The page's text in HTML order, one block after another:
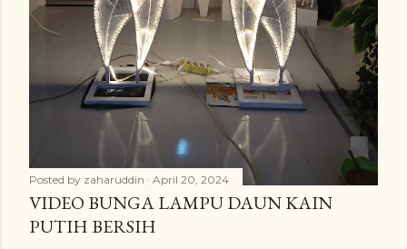
Posted by zaharuddin April 20, 2024
VIDEO BUNGA LAMPU DAUN KAIN
PUTIH BERSIH